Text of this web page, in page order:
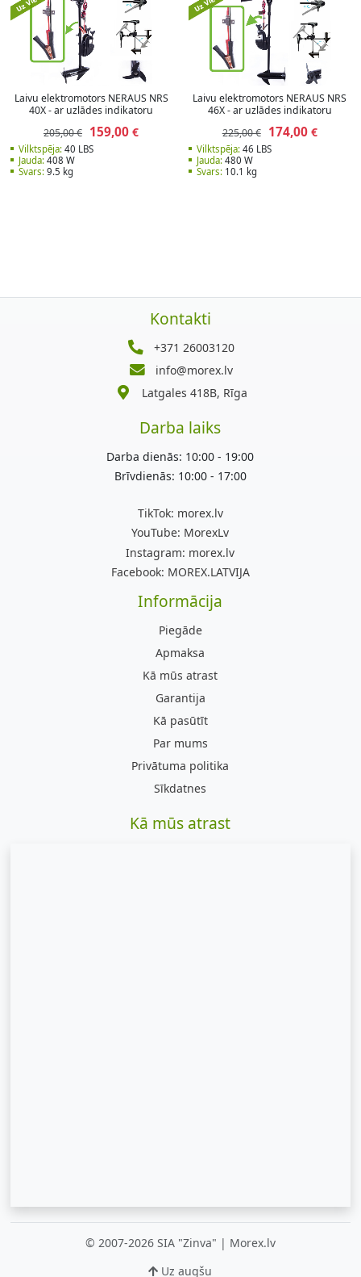
Laivu elektromotors NERAUS NRS
40X - ar uzlādes indikatoru
205,00 € 159,00 €
Vilktspēja:40 LBS
Jauda:408 W
Svars:9.5 kg
Laivu elektromotors NERAUS NRS
46X - ar uzlādes indikatoru
225,00 €
174,00€
Vilktspēja: 46 LBS
Jauda: 480 W
Svars: 10.1 kg
Kontakti
+371 26003120
info@morex.lv
Latgales 418B, Rīga
Darba laiks
Darba dienās: 10:00 - 19:00
Brīvdienās: 10:00 - 17:00
TikTok: morex.lv
YouTube: MorexLv
Instagram: morex.lv
Facebook: MOREX.LATVIJA
Informācija
Piegāde
Apmaksa
Kā mūs atrast
Garantija
Kā pasūtīt
Par mums
Privātuma politika
Sīkdatnes
Kā mūs atrast
© 2007-2026 SIA "Zinva" | Morex.lv
Uz augšu